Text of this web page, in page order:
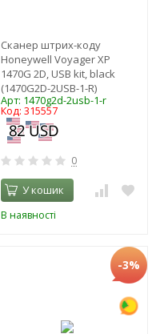
Сканер штрих-коду
Honeywell Voyager XP
1470G 2D, USB kit, black
(1470G2D-2USB-1-R)
Арт: 1470g2d-2usb-1-r
Код: 315557
0
У кошик
В наявності
-3%